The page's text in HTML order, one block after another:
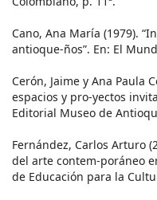
Cano, Ana María (1979).
antioque-ños”. En: El
Cerón, Jaime y Ana Paula
espacios y pro-yectos
Editorial Museo de
Fernández, Carlos Arturo
del arte contem-poráneo
de Educación para la